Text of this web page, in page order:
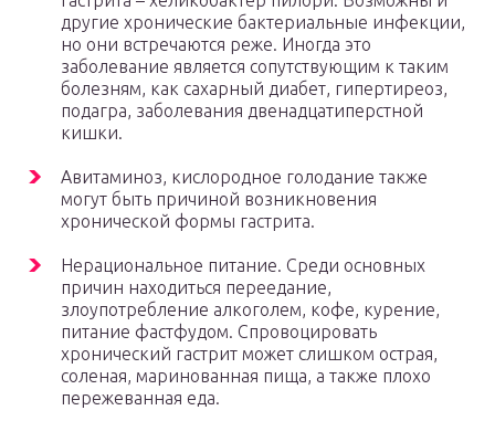
другие хронические бактериальные инфекции,
но они встречаются реже. Иногда это
заболевание является сопутствующим к таким
болезням, как сахарный диабет, гипертиреоз,
подагра, заболевания двенадцатиперстной
кишки.
Авитаминоз, кислородное голодание также
могут быть причиной возникновения
хронической формы гастрита.
Нерациональное питание. Среди основных
причин находиться переедание,
злоупотребление алкоголем, кофе, курение,
питание фастфудом. Спровоцировать
хронический гастрит может слишком острая,
соленая, маринованная пища, а также плохо
пережеванная еда.